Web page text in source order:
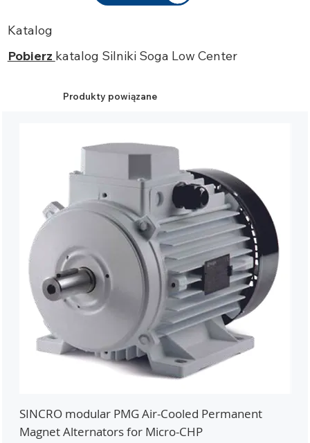
Katalog
Pobierz katalog Silniki Soga Low Center
Produkty powiązane
SINCRO modular PMG Air-Cooled Permanent
Magnet Alternators for Micro-CHP